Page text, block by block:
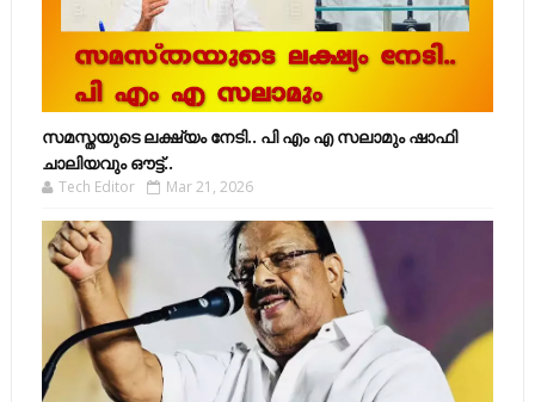
സമസ്തയുടെ ലക്ഷ്യം നേടി.. പി എം എ സലാമും ഷാഫി
ചാലിയവും ഔട്ട്..
Tech Editor Mar 21, 2026